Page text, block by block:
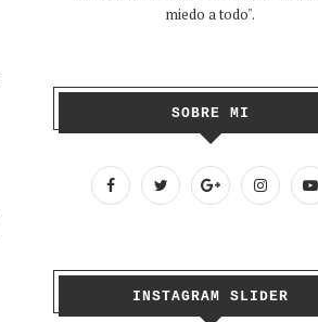
miedo a todo".
SOBRE MI
INSTAGRAM SLIDER